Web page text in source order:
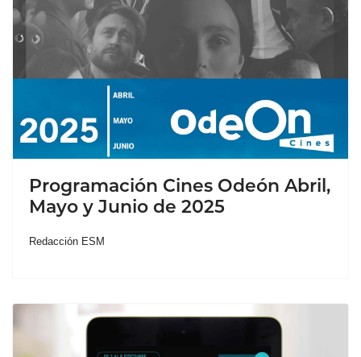
Programación Cines Odeón Abril,
Mayo y Junio de 2025
Redacción ESM